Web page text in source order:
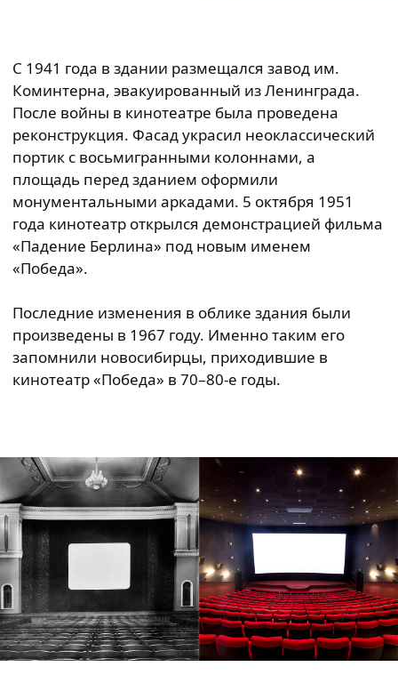
С 1941 года в здании размещался завод им.
Коминтерна, эвакуированный из Ленинграда.
После войны в кинотеатре была проведена
реконструкция. Фасад украсил неоклассический
портик с восьмигранными колоннами, а
площадь перед зданием оформили
монументальными аркадами. 5 октября 1951
года кинотеатр открылся демонстрацией фильма
«Падение Берлина» под новым именем
«Победа».
Последние изменения в облике здания были
произведены в 1967 году. Именно таким его
запомнили новосибирцы, приходившие в
кинотеатр «Победа» в 70–80-е годы.